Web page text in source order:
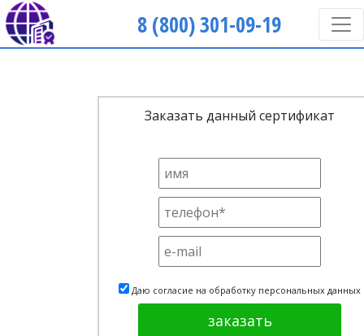
8 (800) 301-09-19
Заказать данный сертификат
Даю согласие на обработку персональных данных